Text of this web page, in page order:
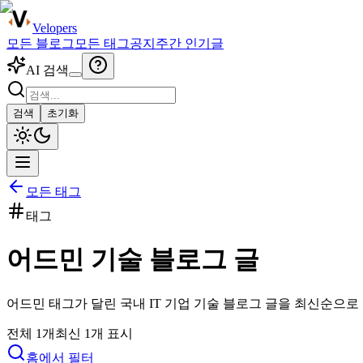
Velopers
모든 블로그 모든 태그공지 주간 인기글
AI 검색
검색 초기화
모든 태그
태그
어드민 기술 블로그 글
어드민 태그가 달린 국내 IT 기업 기술 블로그 글을 최신순으로
전체 1개 최신 1개 표시
홈에서 필터